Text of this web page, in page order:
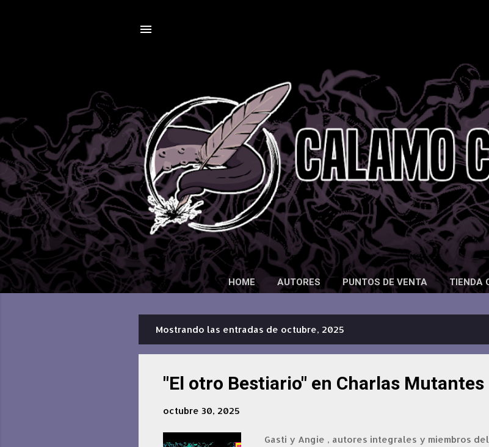
HOME AUTORES PUNTOS DE VENTA TIENDA
n
Mostrando las entradas de octubre, 2025
"El otro Bestiario" en Charlas Mutantes
octubre 30, 2025
Gasti y Angie , autores integrales y miembros